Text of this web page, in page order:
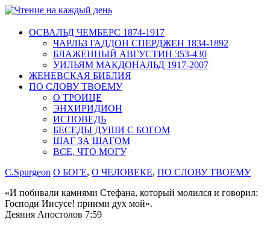
ОСВАЛЬД ЧЕМБЕРС 1874-1917
ЧАРЛЬЗ ГАДДОН СПЕРДЖЕН 1834-1892
БЛАЖЕННЫЙ АВГУСТИН 353-430
УИЛЬЯМ МАКДОНАЛЬД 1917-2007
ЖЕНЕВСКАЯ БИБЛИЯ
ПО СЛОВУ ТВОЕМУ
О ТРОИЦЕ
ЭНХИРИДИОН
ИСПОВЕДЬ
БЕСЕДЫ ДУШИ С БОГОМ
ШАГ ЗА ШАГОМ
ВСЕ, ЧТО МОГУ
C.Spurgeon О БОГЕ, О ЧЕЛОВЕКЕ, ПО СЛОВУ ТВОЕМУ
«И побивали камнями Стефана, который молился и говорил:
Господи Иисусе! приими дух мой».
Деяния Апостолов 7:59